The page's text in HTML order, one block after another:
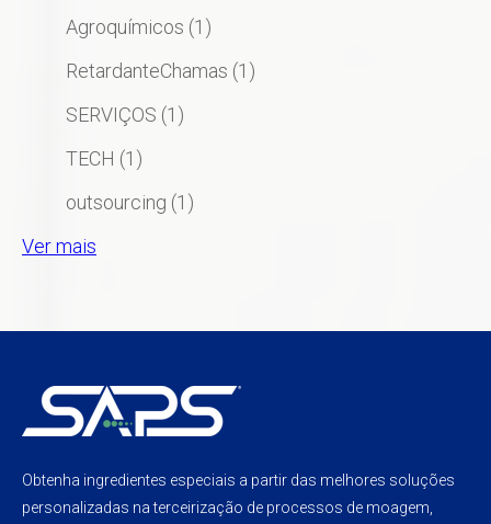
Agroquímicos (1)
RetardanteChamas (1)
SERVIÇOS (1)
TECH (1)
outsourcing (1)
Ver mais
Obtenha ingredientes especiais a partir das melhores soluções
personalizadas na terceirização de processos de moagem,